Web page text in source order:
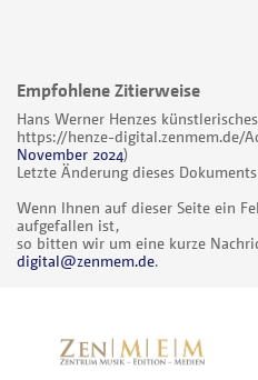
Empfohlene Zitierweise
Hans Werner Henzes
https://henze-digital.zenmem.de/
November 2024)
Letzte Änderung dieses
Wenn Ihnen auf dieser Seite ein
aufgefallen ist,
so bitten wir um eine kurze
digital@zenmem.de.